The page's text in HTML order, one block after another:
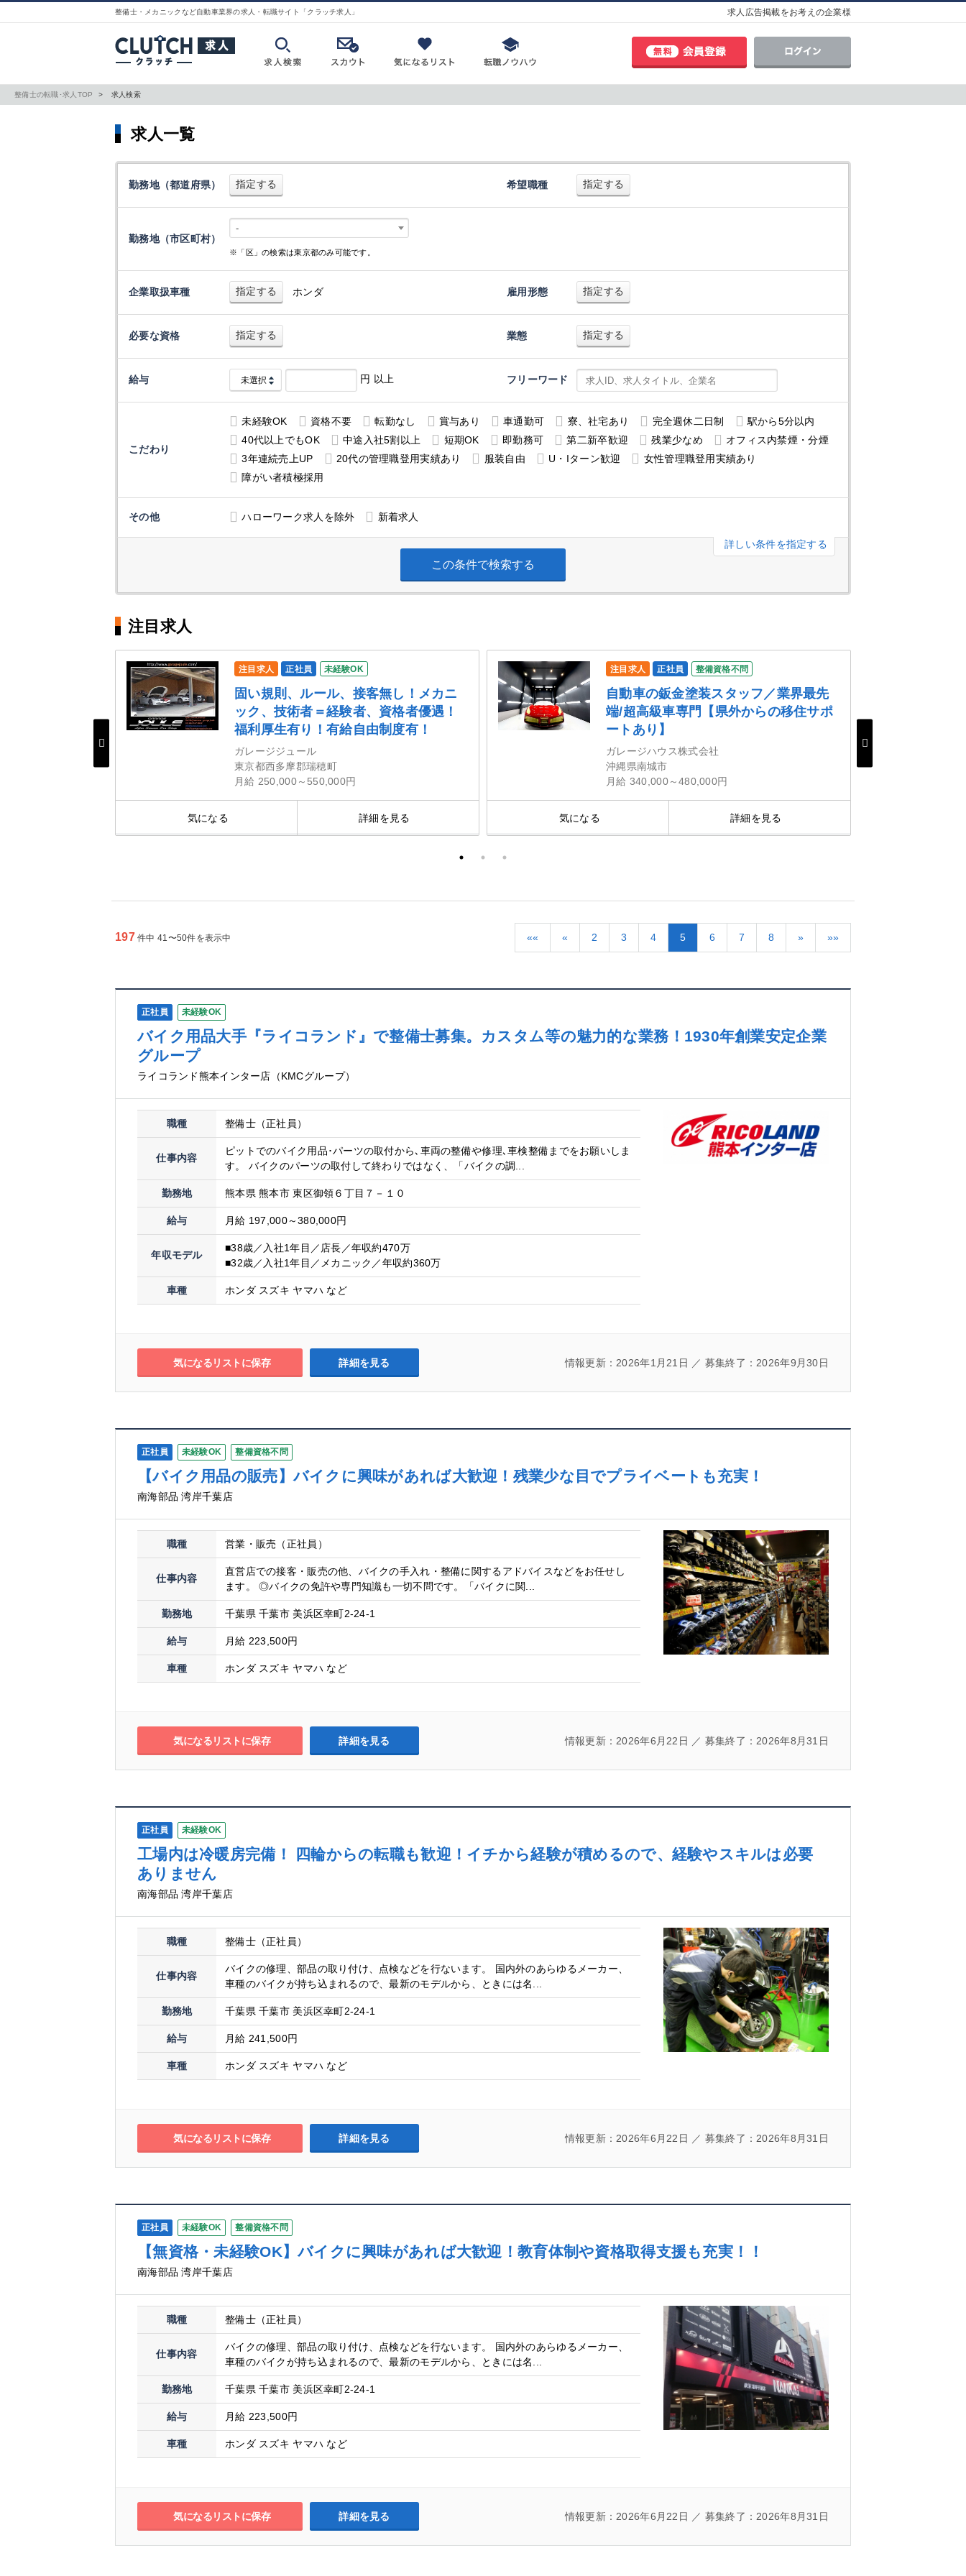
整備士・メカニックなど自動車業界の求人・転職サイト「クラッチ求人」 求人広告掲載をお考えの企業様
整備士の転職･求人TOP 求人検索
求人一覧
勤務地（都道府県） 指定する 希望職種 指定する
勤務地（市区町村）
-
※「区」の検索は東京都のみ可能です。
企業取扱車種 指定する ホンダ 雇用形態 指定する
必要な資格 指定する 業態 指定する
給与 円 以上 フリーワード
こだわり
未経験OK 資格不要 転勤なし 賞与あり 車通勤可 寮、社宅あり 完全週休二日制
駅から5分以内
40代以上でもOK
中途入社5割以上 短期OK 即勤務可 第二新卒歓迎 残業少なめ
オフィス内禁煙・分煙
3年連続売上UP
20代の管理職登用実績あり 服装自由 U・Iターン歓迎
女性管理職登用実績あり
障がい者積極採用
その他 ハローワーク求人を除外 新着求人
詳しい条件を指定する
注目求人
注目求人 正社員 未経験OK
固い規則、ルール、接客無し！メカニ
ック、技術者＝経験者、資格者優遇！
福利厚生有り！有給自由制度有！
ガレージジュール
東京都西多摩郡瑞穂町
月給 250,000～550,000円
気になる 詳細を見る
注目求人 正社員 整備資格不問
自動車の鈑金塗装スタッフ／業界最先
端/超高級車専門【県外からの移住サポ
ートあり】
ガレージハウス株式会社
沖縄県南城市
月給 340,000～480,000円
気になる 詳細を見る
197 件中 41〜50件を表示中 «« « 2 3 4 5 6 7 8 » »»
正社員 未経験OK
バイク用品大手『ライコランド』で整備士募集。カスタム等の魅力的な業務！1930年創業安定企業
グループ
ライコランド熊本インター店（KMCグループ）
職種 整備士（正社員）
仕事内容
ピットでのバイク用品･パーツの取付から､車両の整備や修理､車検整備までをお願いしま
す。 バイクのパーツの取付して終わりではなく、「バイクの調...
勤務地 熊本県 熊本市 東区御領６丁目７－１０
給与 月給 197,000～380,000円
年収モデル
■38歳／入社1年目／店長／年収約470万
■32歳／入社1年目／メカニック／年収約360万
車種 ホンダ スズキ ヤマハ など
情報更新：2026年1月21日 ／ 募集終了：2026年9月30日
詳細を見る
気になるリストに保存
正社員 未経験OK 整備資格不問
【バイク用品の販売】バイクに興味があれば大歓迎！残業少な目でプライベートも充実！
南海部品 湾岸千葉店
職種 営業・販売（正社員）
仕事内容
直営店での接客・販売の他、バイクの手入れ・整備に関するアドバイスなどをお任せし
ます。 ◎バイクの免許や専門知識も一切不問です。「バイクに関...
勤務地 千葉県 千葉市 美浜区幸町2-24-1
給与 月給 223,500円
車種 ホンダ スズキ ヤマハ など
情報更新：2026年6月22日 ／ 募集終了：2026年8月31日
詳細を見る
気になるリストに保存
正社員 未経験OK
工場内は冷暖房完備！ 四輪からの転職も歓迎！イチから経験が積めるので、経験やスキルは必要
ありません
南海部品 湾岸千葉店
職種 整備士（正社員）
仕事内容
バイクの修理、部品の取り付け、点検などを行ないます。 国内外のあらゆるメーカー、
車種のバイクが持ち込まれるので、最新のモデルから、ときには名...
勤務地 千葉県 千葉市 美浜区幸町2-24-1
給与 月給 241,500円
車種 ホンダ スズキ ヤマハ など
情報更新：2026年6月22日 ／ 募集終了：2026年8月31日
詳細を見る
気になるリストに保存
正社員 未経験OK 整備資格不問
【無資格・未経験OK】バイクに興味があれば大歓迎！教育体制や資格取得支援も充実！！
南海部品 湾岸千葉店
職種 整備士（正社員）
仕事内容
バイクの修理、部品の取り付け、点検などを行ないます。 国内外のあらゆるメーカー、
車種のバイクが持ち込まれるので、最新のモデルから、ときには名...
勤務地 千葉県 千葉市 美浜区幸町2-24-1
給与 月給 223,500円
車種 ホンダ スズキ ヤマハ など
情報更新：2026年6月22日 ／ 募集終了：2026年8月31日
詳細を見る
気になるリストに保存